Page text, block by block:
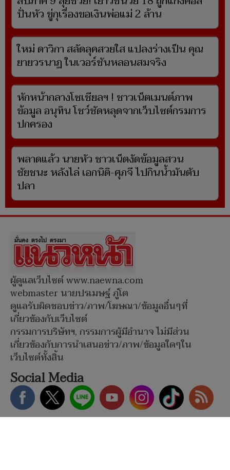
ปั่นหัว ขู่กุเรื่องขอเงินพ่อแม่ 2 ล้าน
ใหม่ ดาวิกา สลัดลุคสวยใส แปลงร่างเป็น คุณ
ยายวรนาฏ ในเวอร์ชันหลอนสมจริง
หักหน้ากลางโซเชียลฯ ! ชาวเน็ตเมนต์ภาพ
ข้อมูล อนุทิน โชว์ชัดหลุดจากเว็บไซต์กรมการ
ปกครอง
พลาดแล้ว นายหัว ชาวเน็ตงัดข้อมูลสวน
ชัยชนะ หลังไล่ เอกนิติ-ศุภจี ไปกินน้ำมันตับ
ปลา
ผู้ดูแลเว็บไซต์ www.naewna.com
webmaster นายปรเมษฐ์ ภู่โต
ดูแลรับผิดชอบข่าว/ภาพ/โฆษณา/ข้อมูลอื่นๆที่
เกี่ยวข้องกับเว็บไซต์
กรรมการบริษัทฯ, กรรมการผู้มีอำนาจ ไม่มีส่วน
เกี่ยวข้องกับการนำเสนอข่าว/ภาพ/ข้อมูลใดๆใน
เว็บไซต์ทั้งสิ้น
Social Media